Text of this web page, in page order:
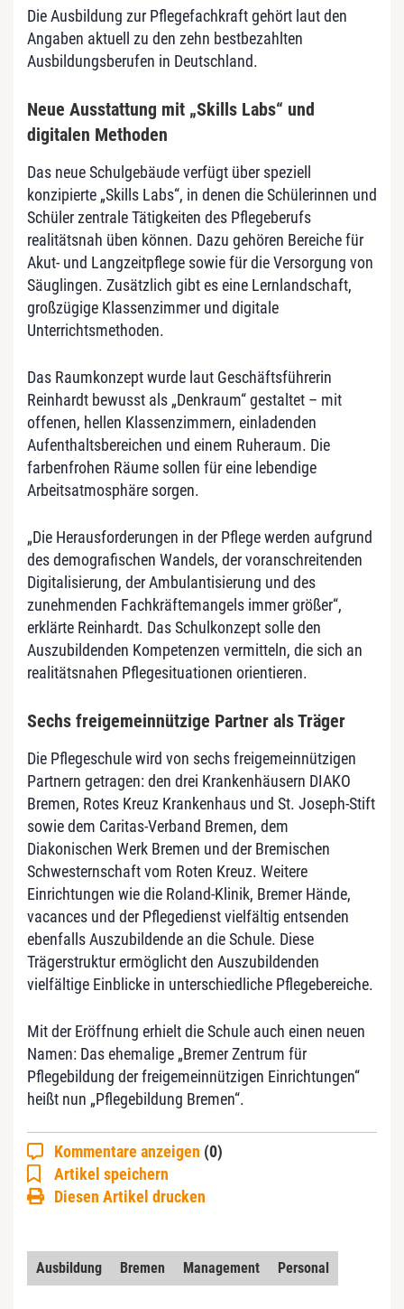
Die Ausbildung zur Pflegefachkraft gehört laut den
Angaben aktuell zu den zehn bestbezahlten
Ausbildungsberufen in Deutschland.
Neue Ausstattung mit „Skills Labs“ und
digitalen Methoden
Das neue Schulgebäude verfügt über speziell
konzipierte „Skills Labs“, in denen die Schülerinnen und
Schüler zentrale Tätigkeiten des Pflegeberufs
realitätsnah üben können. Dazu gehören Bereiche für
Akut- und Langzeitpflege sowie für die Versorgung von
Säuglingen. Zusätzlich gibt es eine Lernlandschaft,
großzügige Klassenzimmer und digitale
Unterrichtsmethoden.
Das Raumkonzept wurde laut Geschäftsführerin
Reinhardt bewusst als „Denkraum“ gestaltet – mit
offenen, hellen Klassenzimmern, einladenden
Aufenthaltsbereichen und einem Ruheraum. Die
farbenfrohen Räume sollen für eine lebendige
Arbeitsatmosphäre sorgen.
„Die Herausforderungen in der Pflege werden aufgrund
des demografischen Wandels, der voranschreitenden
Digitalisierung, der Ambulantisierung und des
zunehmenden Fachkräftemangels immer größer“,
erklärte Reinhardt. Das Schulkonzept solle den
Auszubildenden Kompetenzen vermitteln, die sich an
realitätsnahen Pflegesituationen orientieren.
Sechs freigemeinnützige Partner als Träger
Die Pflegeschule wird von sechs freigemeinnützigen
Partnern getragen: den drei Krankenhäusern DIAKO
Bremen, Rotes Kreuz Krankenhaus und St. Joseph-Stift
sowie dem Caritas-Verband Bremen, dem
Diakonischen Werk Bremen und der Bremischen
Schwesternschaft vom Roten Kreuz. Weitere
Einrichtungen wie die Roland-Klinik, Bremer Hände,
vacances und der Pflegedienst vielfältig entsenden
ebenfalls Auszubildende an die Schule. Diese
Trägerstruktur ermöglicht den Auszubildenden
vielfältige Einblicke in unterschiedliche Pflegebereiche.
Mit der Eröffnung erhielt die Schule auch einen neuen
Namen: Das ehemalige „Bremer Zentrum für
Pflegebildung der freigemeinnützigen Einrichtungen“
heißt nun „Pflegebildung Bremen“.
Kommentare anzeigen (0)
Artikel speichern
Diesen Artikel drucken
Ausbildung Bremen Management Personal